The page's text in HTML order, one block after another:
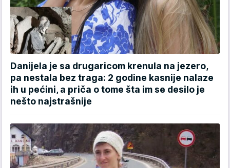
Danijela je sa drugaricom krenula na jezero,
pa nestala bez traga: 2 godine kasnije nalaze
ih u pećini, a priča o tome šta im se desilo je
nešto najstrašnije